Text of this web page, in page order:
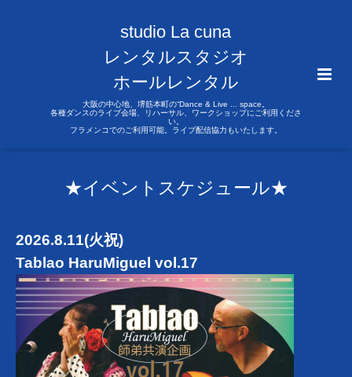
studio La cuna
レンタルスタジオ
ホールレンタル
大阪の中心地、堺筋本町の“Dance & Live ... space。
各種ダンスのライブ会場、リハーサル、ワークショップにご利用くださ
い。
フラメンコでのご利用可能。ライブ配信協力もいたします。
★イベントスケジュール★
2026.8.11(火祝)
Tablao HaruMiguel vol.17